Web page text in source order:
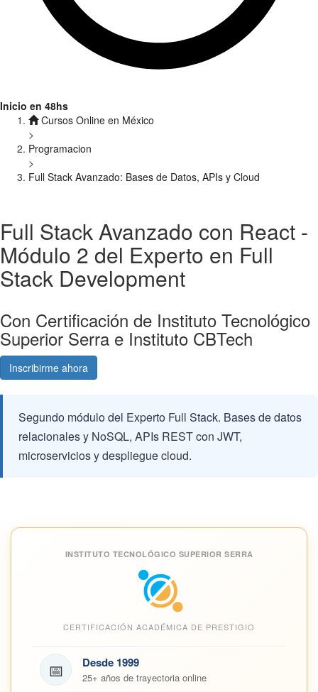
Inicio en 48hs
Cursos Online en México
>
Programacion
>
Full Stack Avanzado: Bases de Datos, APIs y Cloud
Full Stack Avanzado con React -
Módulo 2 del Experto en Full
Stack Development
Con Certificación de Instituto Tecnológico
Superior Serra e Instituto CBTech
Inscribirme ahora
Segundo módulo del Experto Full Stack. Bases de datos
relacionales y NoSQL, APIs REST con JWT,
microservicios y despliegue cloud.
INSTITUTO TECNOLÓGICO SUPERIOR SERRA
CERTIFICACIÓN ACADÉMICA DE PRESTIGIO
📅 Desde 1999
25+ años de trayectoria online